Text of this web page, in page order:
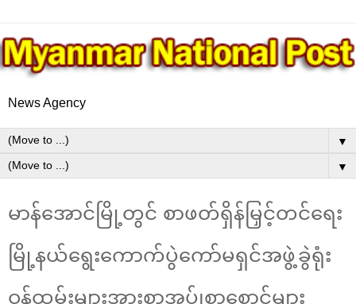
News Agency
▼
▼
မာန်အောင်မြို့တွင် စာဖတ်ရှိန်မြှင့်တင်ရေး
မြို့နယ်ရွေးကောက်ပွဲကော်မရှင်အဖွဲ့ခွဲရုံး
ဝန်ထမ်းများအားစာအုပ်၊စာစောင်များ